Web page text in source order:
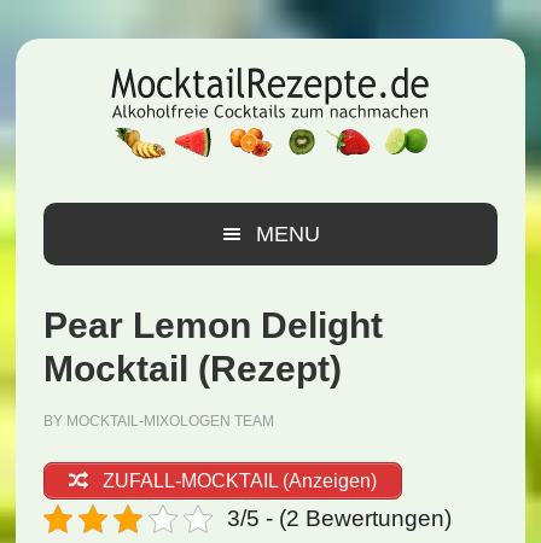
Hauptnavigation
Inhalt
Seitenspalte
MENU
Pear Lemon Delight
Mocktail (Rezept)
BY MOCKTAIL-MIXOLOGEN TEAM
ZUFALL-MOCKTAIL (Anzeigen)
3/5 - (2 Bewertungen)